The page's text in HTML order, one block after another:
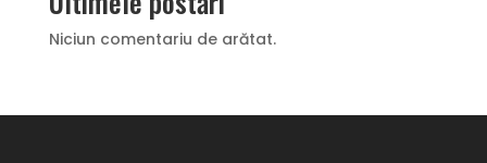
Niciun comentariu de arătat.